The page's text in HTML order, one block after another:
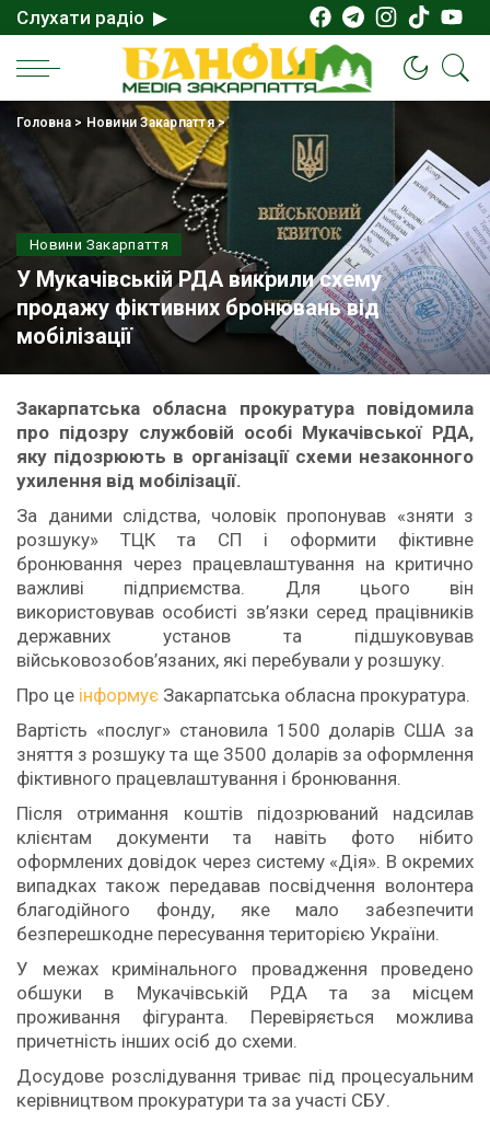
Слухати радіо ▶
Головна> Новини Закарпаття>
Новини Закарпаття
У Мукачівській РДА викрили схему
продажу фіктивних бронювань від
мобілізації
Закарпатська обласна прокуратура повідомила
про підозру службовій особі Мукачівської РДА,
яку підозрюють в організації схеми незаконного
ухилення від мобілізації.
За даними слідства, чоловік пропонував «зняти з
розшуку» ТЦК та СП і оформити фіктивне
бронювання через працевлаштування на критично
важливі підприємства. Для цього він
використовував особисті зв’язки серед працівників
державних установ та підшуковував
військовозобов’язаних, які перебували у розшуку.
Про це інформує Закарпатська обласна прокуратура.
Вартість «послуг» становила 1500 доларів США за
зняття з розшуку та ще 3500 доларів за оформлення
фіктивного працевлаштування і бронювання.
Після отримання коштів підозрюваний надсилав
клієнтам документи та навіть фото нібито
оформлених довідок через систему «Дія». В окремих
випадках також передавав посвідчення волонтера
благодійного фонду, яке мало забезпечити
безперешкодне пересування територією України.
У межах кримінального провадження проведено
обшуки в Мукачівській РДА та за місцем
проживання фігуранта. Перевіряється можлива
причетність інших осіб до схеми.
Досудове розслідування триває під процесуальним
керівництвом прокуратури та за участі СБУ.